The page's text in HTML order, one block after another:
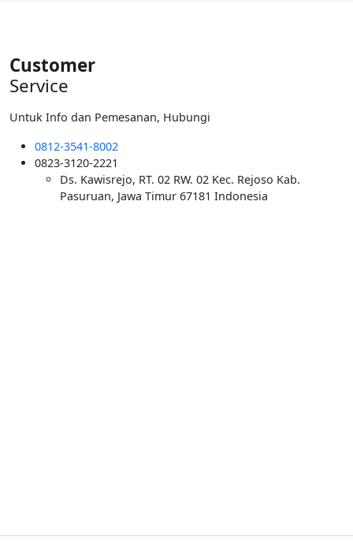
Customer
Service
Untuk Info dan Pemesanan, Hubungi
0812-3541-8002
0823-3120-2221
Ds. Kawisrejo, RT. 02 RW. 02 Kec. Rejoso Kab.
Pasuruan, Jawa Timur 67181 Indonesia